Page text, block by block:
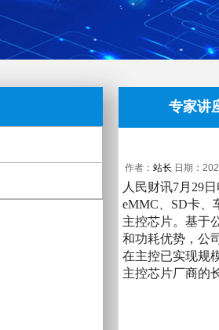
专家讲
作者： 站长 日期：
人民财讯7月29
eMMC、SD卡、
主控芯片。基于
和功耗优势，公
在主控已实现规
主控芯片厂商的